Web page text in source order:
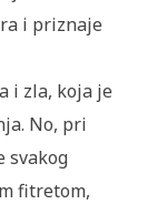
i priznaje
i zla, koja je
No, pri
svakog
fitretom,